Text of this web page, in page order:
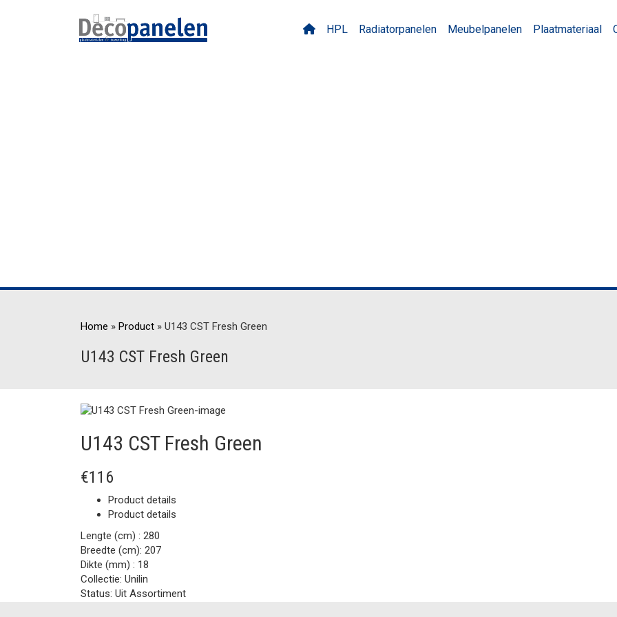
HPL Radiatorpanelen Meubelpanelen Plaatmateriaal
Home » Product » U143 CST Fresh Green
U143 CST Fresh Green
U143 CST Fresh Green
€116
Product details
Product details
Lengte (cm) : 280
Breedte (cm): 207
Dikte (mm) : 18
Collectie: Unilin
Status: Uit Assortiment